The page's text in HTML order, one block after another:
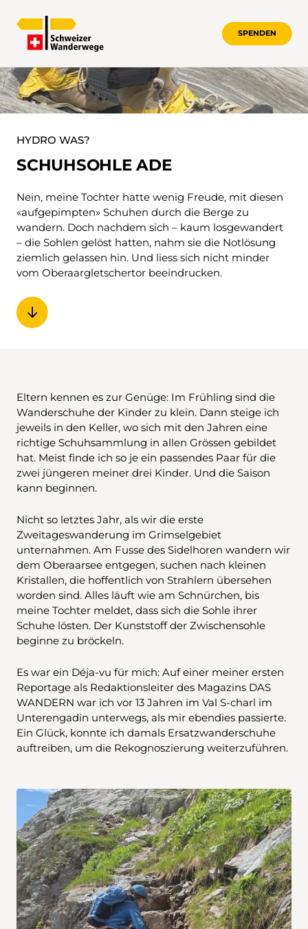
SPENDEN
SCHUHSOHLE ADE
HYDRO WAS?
SCHUHSOHLE ADE
Nein, meine Tochter hatte wenig Freude, mit diesen
«aufgepimpten» Schuhen durch die Berge zu
wandern. Doch nachdem sich – kaum losgewandert
– die Sohlen gelöst hatten, nahm sie die Notlösung
ziemlich gelassen hin. Und liess sich nicht minder
vom Oberaargletschertor beeindrucken.
Eltern kennen es zur Genüge: Im Frühling sind die
Wanderschuhe der Kinder zu klein. Dann steige ich
jeweils in den Keller, wo sich mit den Jahren eine
richtige Schuhsammlung in allen Grössen gebildet
hat. Meist finde ich so je ein passendes Paar für die
zwei jüngeren meiner drei Kinder. Und die Saison
kann beginnen.
Nicht so letztes Jahr, als wir die erste
Zweitageswanderung im Grimselgebiet
unternahmen. Am Fusse des Sidelhoren wandern wir
dem Oberaarsee entgegen, suchen nach kleinen
Kristallen, die hoffentlich von Strahlern übersehen
worden sind. Alles läuft wie am Schnürchen, bis
meine Tochter meldet, dass sich die Sohle ihrer
Schuhe lösten. Der Kunststoff der Zwischensohle
beginne zu bröckeln.
Es war ein Déja-vu für mich: Auf einer meiner ersten
Reportage als Redaktionsleiter des Magazins DAS
WANDERN war ich vor 13 Jahren im Val S-charl im
Unterengadin unterwegs, als mir ebendies passierte.
Ein Glück, konnte ich damals Ersatzwanderschuhe
auftreiben, um die Rekognoszierung weiterzuführen.